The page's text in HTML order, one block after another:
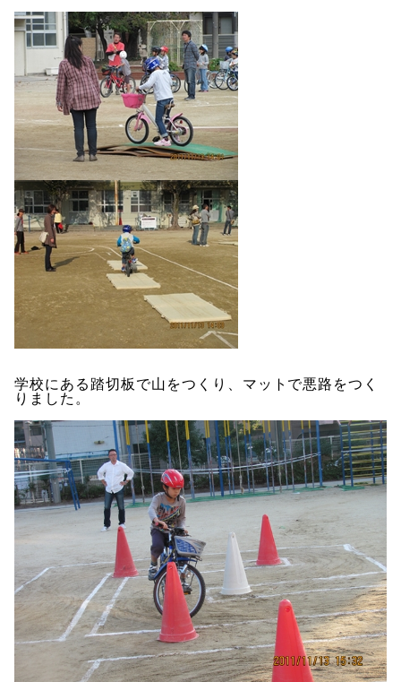
学校にある踏切板で山をつくり、マットで悪路をつく
りました。